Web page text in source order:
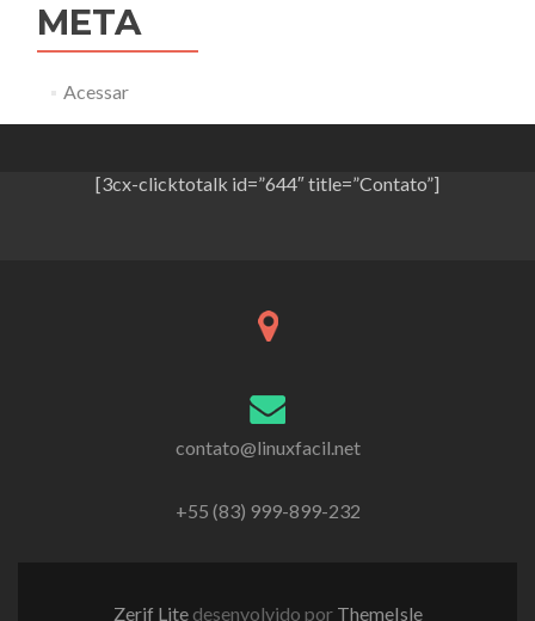
META
Acessar
[3cx-clicktotalk id=”644″ title=”Contato”]
contato@linuxfacil.net
+55 (83) 999-899-232
Zerif Lite desenvolvido por ThemeIsle